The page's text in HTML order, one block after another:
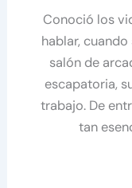
Conoció los
hablar,
salón de
escapatoria,
trabajo. De
tan